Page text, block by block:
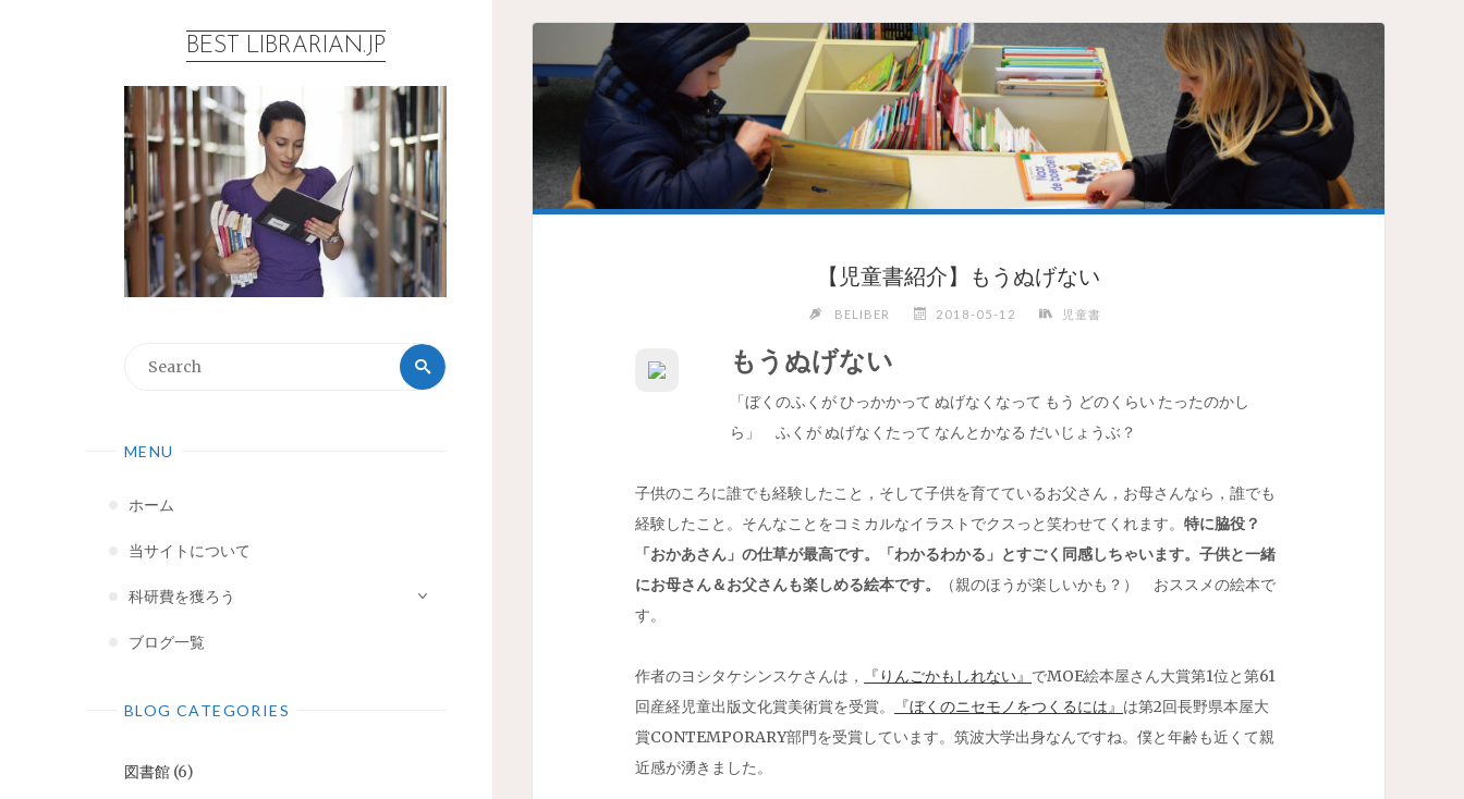
BEST LIBRARIAN.JP
MENU
ホーム
当サイトについて
科研費を獲ろう
ブログ一覧
BLOG CATEGORIES
図書館 (6)
【児童書紹介】もうぬげない
BELIBER 2018-05-12 児童書
もうぬげない
「ぼくのふくが ひっかかって ぬげなくなって もう どのくらい たったのかし
ら」 ふくが ぬげなくたって なんとかなる だいじょうぶ？
子供のころに誰でも経験したこと，そして子供を育てているお父さん，お母さんなら，誰でも
経験したこと。そんなことをコミカルなイラストでクスっと笑わせてくれます。特に脇役？
「おかあさん」の仕草が最高です。「わかるわかる」とすごく同感しちゃいます。子供と一緒
にお母さん＆お父さんも楽しめる絵本です。
（親のほうが楽しいかも？） おススメの絵本で
す。
作者のヨシタケシンスケさんは， 『りんごかもしれない』 でMOE絵本屋さん大賞第1位と第61
回産経児童出版文化賞美術賞を受賞。
『ぼくのニセモノをつくるには』 は第2回長野県本屋大
賞CONTEMPORARY部門を受賞しています。筑波大学出身なんですね。僕と年齢も近くて親
近感が湧きました。